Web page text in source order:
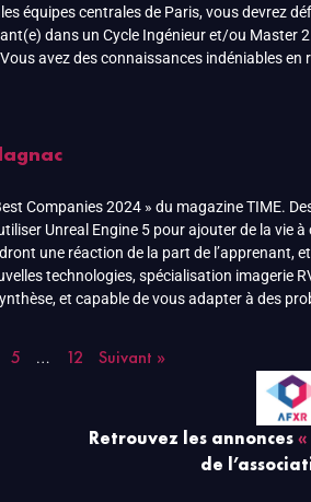
équipes centrales de Paris, vous devrez
dans un Cycle Ingénieur et/ou Master
avez des connaissances indéniables
Companies 2024 » du magazine TIME.
Unreal Engine 5 pour ajouter de la vie
une réaction de la part de l’apprenant,
technologies, spécialisation imagerie
et capable de vous adapter à des
5 … 12 Suivant »
Retrouvez les annonces
de